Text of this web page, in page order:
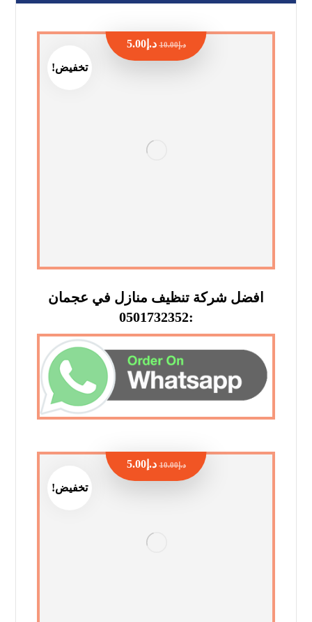
تخفيض!
افضل شركة تنظيف منازل في عجمان
:0501732352
د.إ10.00 د.إ5.00
تخفيض!
د.إ10.00 د.إ5.00